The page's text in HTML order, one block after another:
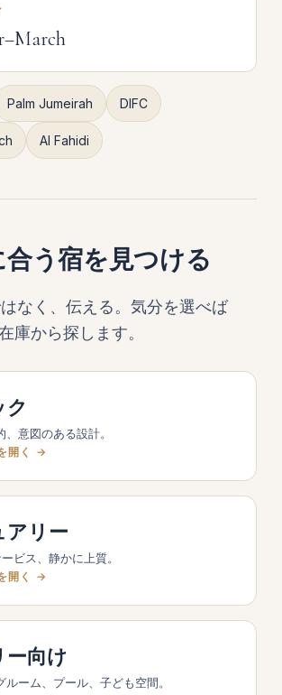
Palm Jumeirah DIFC
Al Fahidi
う宿を見つける
なく、伝える。気分を選べば
庫から探します。
ク
意図のある設計。
開く →
アリー
ビス、静かに上質。
開く →
ー向け
ルーム、プール、子ども空間。